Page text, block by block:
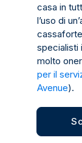
casa in
l’uso di
specialisti
molto
per il
Avenue).